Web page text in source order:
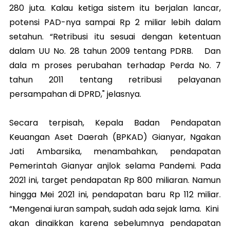
280 juta. Kalau ketiga sistem itu berjalan lancar,
potensi PAD-nya sampai Rp 2 miliar lebih dalam
setahun. “Retribusi itu sesuai dengan ketentuan
dalam UU No. 28 tahun 2009 tentang PDRB. Dan
dala m proses perubahan terhadap Perda No. 7
tahun 2011 tentang retribusi pelayanan
persampahan di DPRD," jelasnya.
Secara terpisah, Kepala Badan Pendapatan
Keuangan Aset Daerah (BPKAD) Gianyar, Ngakan
Jati Ambarsika, menambahkan, pendapatan
Pemerintah Gianyar anjlok selama Pandemi. Pada
2021 ini, target pendapatan Rp 800 miliaran. Namun
hingga Mei 2021 ini, pendapatan baru Rp 112 miliar.
“Mengenai iuran sampah, sudah ada sejak lama. Kini
akan dinaikkan karena sebelumnya pendapatan